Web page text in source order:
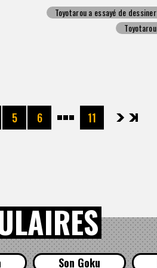
Toyotarou a essayé de dessiner
Toyotarou
5 6 11次へ 最後
Son Goku